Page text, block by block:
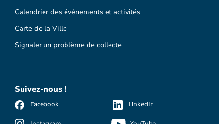
Calendrier des événements et activités
Carte de la Ville
Signaler un problème de collecte
Suivez-nous !
Facebook LinkedIn